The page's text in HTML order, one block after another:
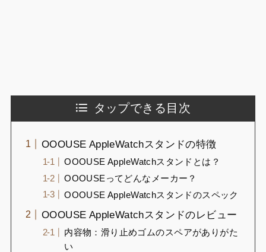
タップできる目次
OOOUSE AppleWatchスタンドの特徴
OOOUSE AppleWatchスタンドとは？
OOOUSEってどんなメーカー？
OOOUSE AppleWatchスタンドのスペック
OOOUSE AppleWatchスタンドのレビュー
内容物：滑り止めゴムのスペアがありがた
い